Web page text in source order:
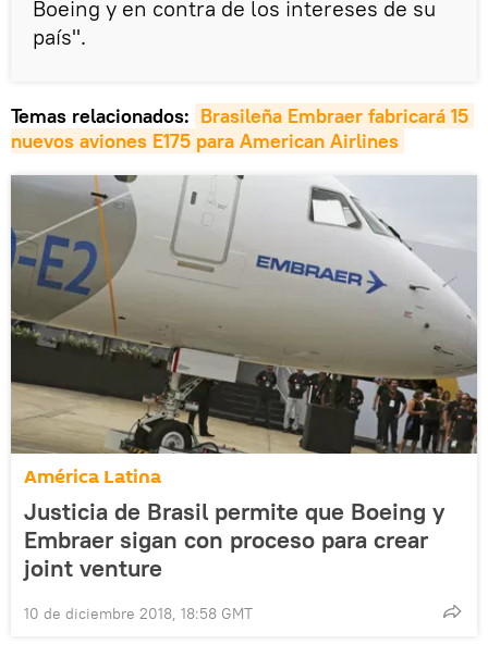
Boeing y en contra de los intereses de su
país".
Temas relacionados: Brasileña Embraer fabricará 15
nuevos aviones E175 para American Airlines
América Latina
Justicia de Brasil permite que Boeing y
Embraer sigan con proceso para crear
joint venture
10 de diciembre 2018, 18:58 GMT